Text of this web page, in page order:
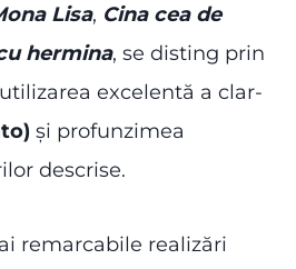
Lisa, Cina cea de
hermina, se disting prin
excelentă a clar-
și profunzimea
descrise.
remarcabile realizări